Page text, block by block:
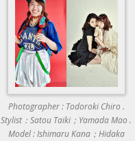
Photographer : Todoroki Chiro .
Stylist：Satou Taiki；Yamada Mao .
Model : Ishimaru Kana；Hidaka